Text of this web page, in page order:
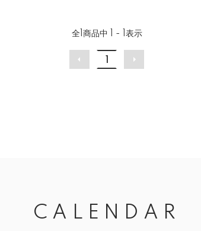
全1 商品中 1 - 1 表示
CALENDAR